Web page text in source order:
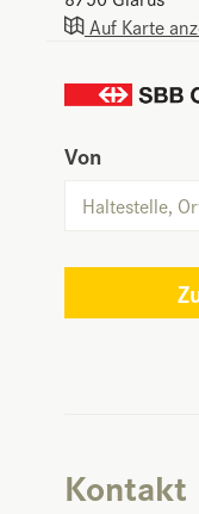
Auf Karte
Von
Kontakt